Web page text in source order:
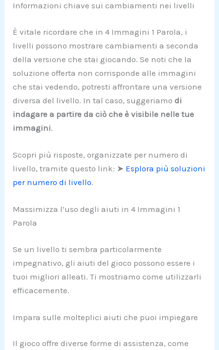
Informazioni chiave sui cambiamenti nei livelli
È vitale ricordare che in 4 Immagini 1 Parola, i
livelli possono mostrare cambiamenti a seconda
della versione che stai giocando. Se noti che la
soluzione offerta non corrisponde alle immagini
che stai vedendo, potresti affrontare una versione
diversa del livello. In tal caso, suggeriamodi
indagare a partire da ciò che è visibile nelle tue
immagini.
Scopri più risposte, organizzate per numero di
livello, tramite questo link: ➤ Esplora più soluzioni
per numero di livello.
Massimizza l’uso degli aiuti in 4 Immagini 1
Parola
Se un livello ti sembra particolarmente
impegnativo, gli aiuti del gioco possono essere i
tuoi migliori alleati. Ti mostriamo come utilizzarli
efficacemente.
Impara sulle molteplici aiuti che puoi impiegare
Il gioco offre diverse forme di assistenza, come